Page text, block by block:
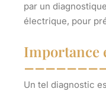
par un
électrique, pour
Importance
Un tel diagnostic